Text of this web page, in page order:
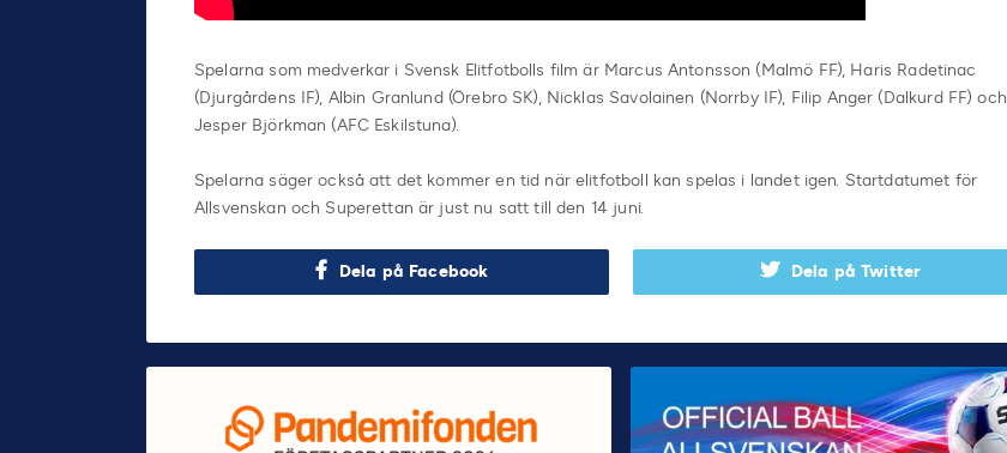
Spelarna som medverkar i Svensk Elitfotbolls film är Marcus Antonsson (Malmö FF), Haris Radetinac
(Djurgårdens IF), Albin Granlund (Örebro SK), Nicklas Savolainen (Norrby IF), Filip Anger (Dalkurd FF) och
Jesper Björkman (AFC Eskilstuna).
Spelarna säger också att det kommer en tid när elitfotboll kan spelas i landet igen. Startdatumet för
Allsvenskan och Superettan är just nu satt till den 14 juni.
Dela på Facebook Dela på Twitter